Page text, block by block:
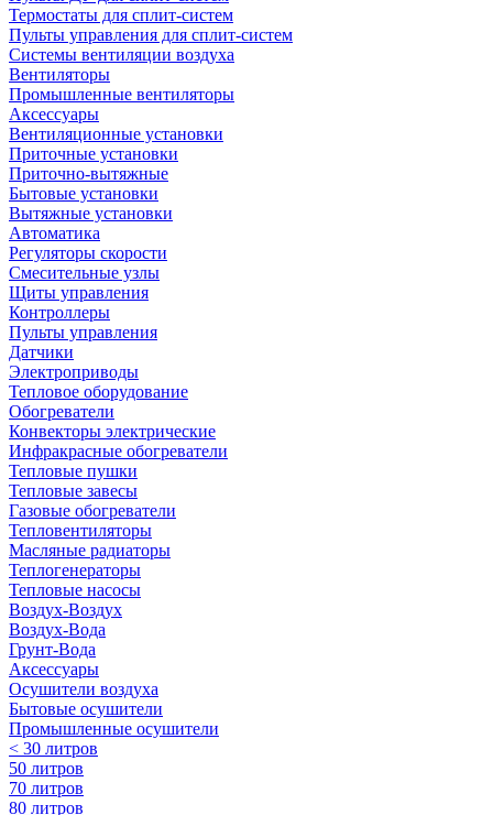
Термостаты для сплит-систем
Пульты управления для сплит-систем
Системы вентиляции воздуха
Вентиляторы
Промышленные вентиляторы
Аксессуары
Вентиляционные установки
Приточные установки
Приточно-вытяжные
Бытовые установки
Вытяжные установки
Автоматика
Регуляторы скорости
Смесительные узлы
Щиты управления
Контроллеры
Пульты управления
Датчики
Электроприводы
Тепловое оборудование
Обогреватели
Конвекторы электрические
Инфракрасные обогреватели
Тепловые пушки
Тепловые завесы
Газовые обогреватели
Тепловентиляторы
Масляные радиаторы
Теплогенераторы
Тепловые насосы
Воздух-Воздух
Воздух-Вода
Грунт-Вода
Аксессуары
Осушители воздуха
Бытовые осушители
Промышленные осушители
< 30 литров
50 литров
70 литров
80 литров